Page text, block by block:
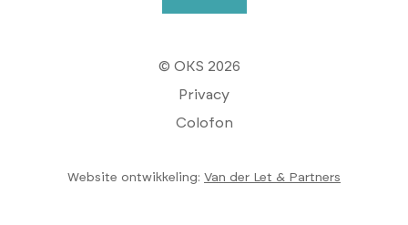
© OKS 2026
Privacy
Colofon
Website ontwikkeling: Van der Let & Partners